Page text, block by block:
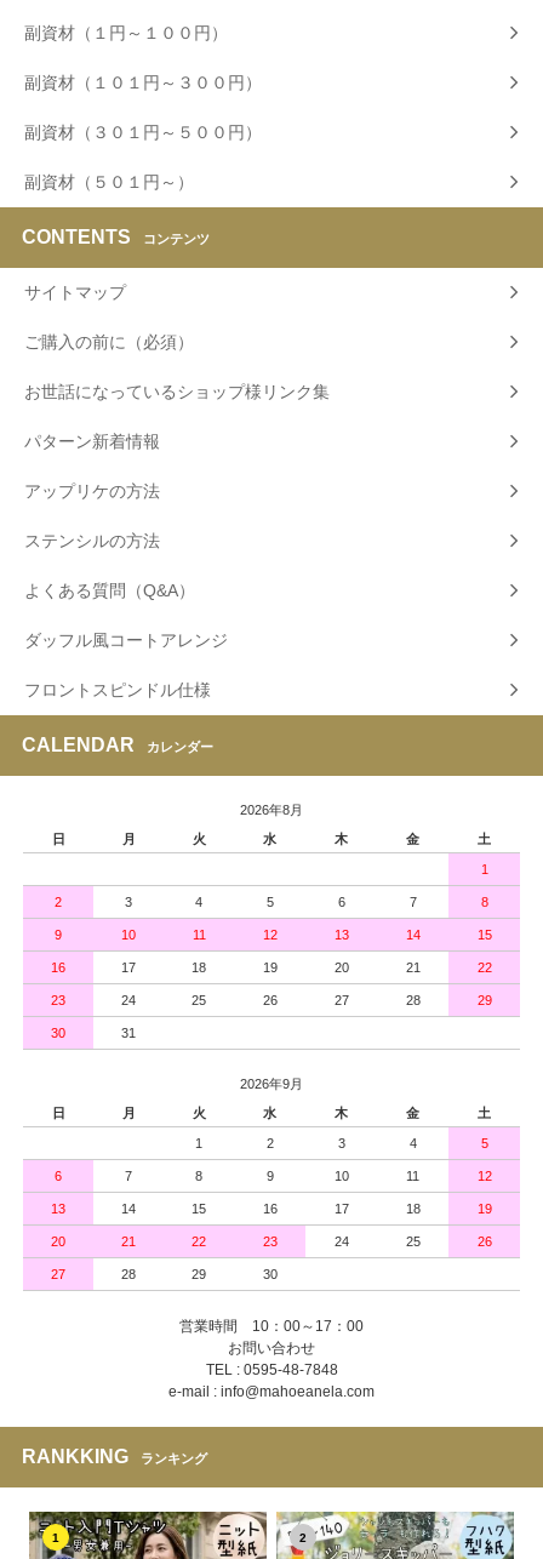
副資材（１円～１００円）
副資材（１０１円～３００円）
副資材（３０１円～５００円）
副資材（５０１円～）
CONTENTS コンテンツ
サイトマップ
ご購入の前に（必須）
お世話になっているショップ様リンク集
パターン新着情報
アップリケの方法
ステンシルの方法
よくある質問（Q&A）
ダッフル風コートアレンジ
フロントスピンドル仕様
CALENDAR カレンダー
2026年8月
日
月 火 水 木 金 土
1
2 3 4 5 6 7 8
9 10 11 12 13 14 15
16 17 18 19 20 21 22
23 24 25 26 27 28 29
30 31
2026年9月
日
月 火 水 木 金 土
1 2 3 4 5
6 7 8 9 10 11 12
13 14 15 16 17 18 19
20 21 22 23 24 25 26
27 28 29 30
営業時間 10：00～17：00
お問い合わせ
TEL : 0595-48-7848
e-mail : info@mahoeanela.com
RANKKING ランキング
1 2